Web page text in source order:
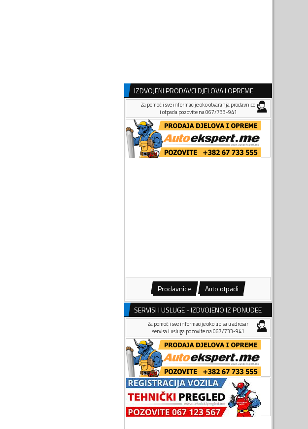
IZDVOJENI PRODAVCI DJELOVA I OPREME
Za pomoć i sve informacije oko otvaranja prodavnice
i otpada pozovite na 067/733-941
Prodavnice Auto otpadi
SERVISI I USLUGE - IZDVOJENO IZ PONUDEE
Za pomoć i sve informacije oko upisa u adresar
servisa i usluga pozovite na 067/733-941